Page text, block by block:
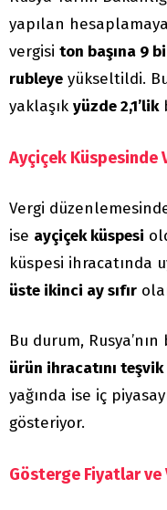
yapılan
vergisi ton başına 9
rubleye yükseltildi.
yaklaşık yüzde 2,1’lik
Ayçiçek Küspesinde
Vergi
ise ayçiçek küspesi
küspesi ihracatında
üste ikinci ay sıfır
Bu durum,
ürün ihracatını
yağında ise iç
gösteriyor.
Gösterge Fiyatlar ve